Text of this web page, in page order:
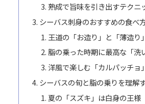
熟成で旨味を引き出すテクニ
シーバス刺身のおすすめの食べ
王道の「お造り」と「薄造り」
脂の乗った時期に最高な「洗
洋風で楽しむ「カルパッチョ
シーバスの旬と脂の乗りを理解
夏の「スズキ」は白身の王様